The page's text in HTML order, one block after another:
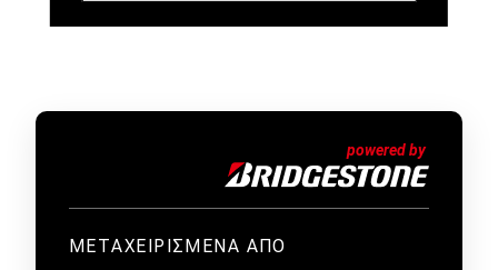
ΜΕΤΑΧΕΙΡΙΣΜΕΝΑ ΑΠΟ